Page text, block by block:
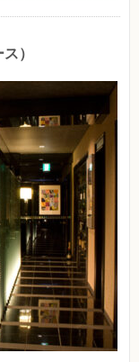
）